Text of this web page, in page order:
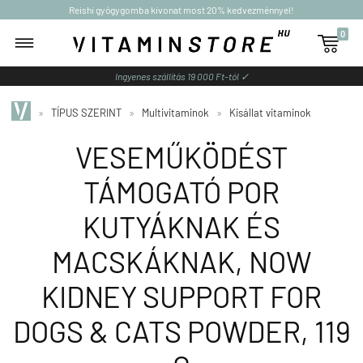
Reishi gyógygomba kivonat most 20% kedvezménnyel!

0
Ingyenes szállítás 19 000 Ft-tól ✓
» TÍPUS SZERINT » Multivitaminok » Kisállat vitaminok
VESEMŰKÖDÉST
TÁMOGATÓ POR
KUTYÁKNAK ÉS
MACSKÁKNAK, NOW
KIDNEY SUPPORT FOR
DOGS & CATS POWDER, 119